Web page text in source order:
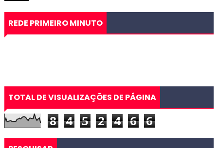
REDE PRIMEIRO MINUTO
TOTAL DE VISUALIZAÇÕES DE PÁGINA
8 4 5 2 4 6 6